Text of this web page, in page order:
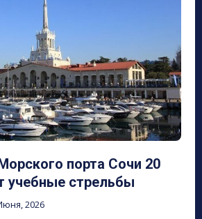
порта Сочи 20
учебные стрельбы
2026